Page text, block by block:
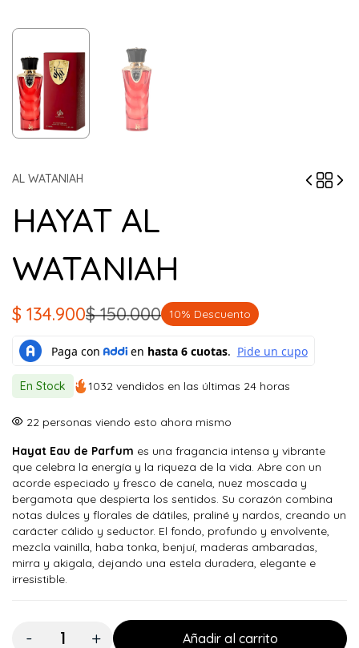
AL WATANIAH
HAYAT AL
WATANIAH
$150.000
El
precio
original
era:
$ 150.000.
$ 134.900
El
precio
actual
es:
$ 134.900.
10% Descuento
En Stock 1032 vendidos en las últimas 24 horas
23 personas viendo esto ahora mismo
Hayat Eau de Parfum es una fragancia intensa y vibrante
que celebra la energía y la riqueza de la vida. Abre con un
acorde especiado y fresco de canela, nuez moscada y
bergamota que despierta los sentidos. Su corazón combina
notas dulces y florales de dátiles, praliné y nardos, creando un
carácter cálido y seductor. El fondo, profundo y envolvente,
mezcla vainilla, haba tonka, benjuí, maderas ambaradas,
mirra y akigala, dejando una estela duradera, elegante e
irresistible.
Cantidad:
Añadir al carrito